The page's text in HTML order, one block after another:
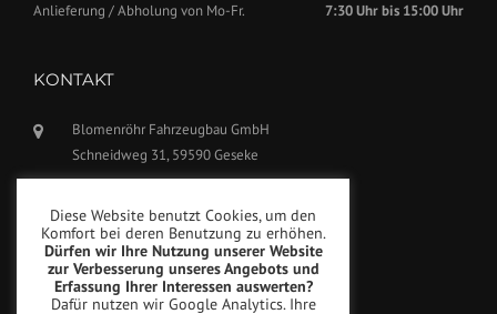
Anlieferung / Abholung von Mo-Fr. 7:30 Uhr bis 15:00 Uhr
KONTAKT
Blomenröhr Fahrzeugbau GmbH
Schneidweg 31, 59590 Geseke
Fax: +49(0)2942-5799777
info@blomenroehr.com
Diese Website benutzt Cookies, um den
Komfort bei deren Benutzung zu erhöhen.
Dürfen wir Ihre Nutzung unserer Website
zur Verbesserung unseres Angebots und
Erfassung Ihrer Interessen auswerten?
Dafür nutzen wir Google Analytics. Ihre